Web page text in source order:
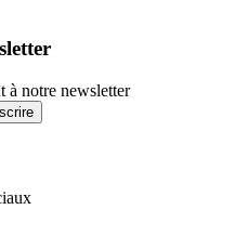
à notre newsletter